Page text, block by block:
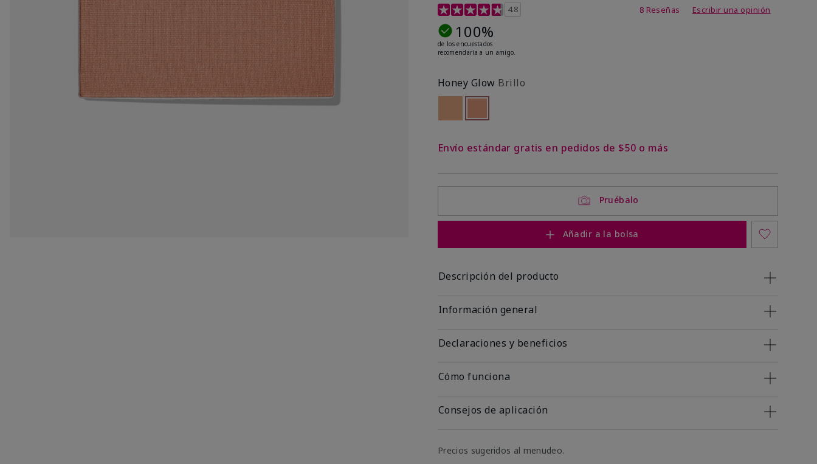
Calificación de clientes de 4,2 de 5
4.8 8 Reseñas Escribir una opinión
100%
de los encuestados
recomendaría a un amigo.
Honey Glow Brillo
Envío estándar gratis en pedidos de $50 o más
Pruébalo
Añadir a la bolsa
Descripción del producto
Información general
Declaraciones y beneficios
Cómo funciona
Consejos de aplicación
Precios sugeridos al menudeo.